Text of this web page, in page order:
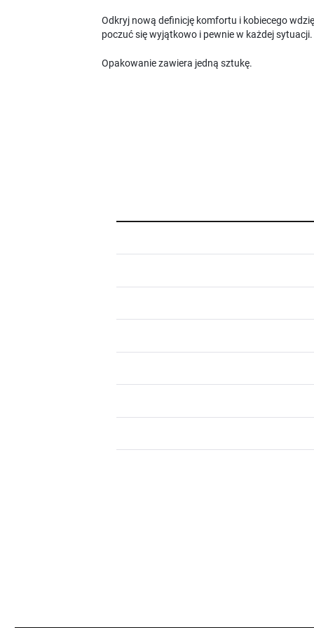
Odkryj nową definicję komfortu i kobiecego
poczuć się wyjątkowo i pewnie w każdej sytuacji.
Opakowanie zawiera jedną sztukę.